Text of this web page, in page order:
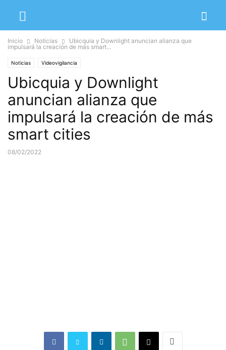
Inicio Noticias
Ubicquia y Downlight anuncian alianza que
impulsará la creación de más smart...
Noticias Videovigilancia
Ubicquia y Downlight
anuncian alianza que
impulsará la creación de más
smart cities
08/02/2022